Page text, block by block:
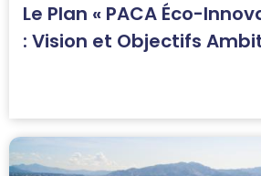
Le Plan « PACA Éco-
: Vision et Objectifs